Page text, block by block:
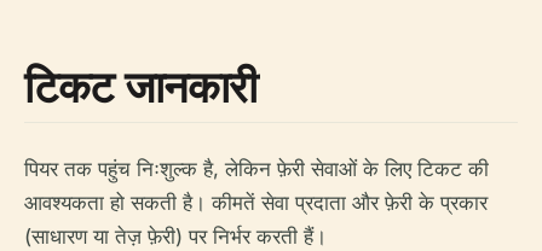
टिकट जानकारी
पियर तक पहुंच निःशुल्क है, लेकिन फ़ेरी सेवाओं के लिए टिकट की
आवश्यकता हो सकती है। कीमतें सेवा प्रदाता और फ़ेरी के प्रकार
(साधारण या तेज़ फ़ेरी) पर निर्भर करती हैं।